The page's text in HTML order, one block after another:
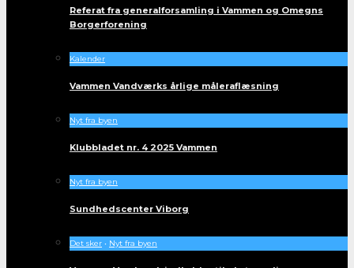
Referat fra generalforsamling i Vammen og Omegns
Borgerforening
Kalender
Vammen Vandværks årlige måleraflæsning
Nyt fra byen
Klubbladet nr. 4 2025 Vammen
Nyt fra byen
Sundhedscenter Viborg
Det sker • Nyt fra byen